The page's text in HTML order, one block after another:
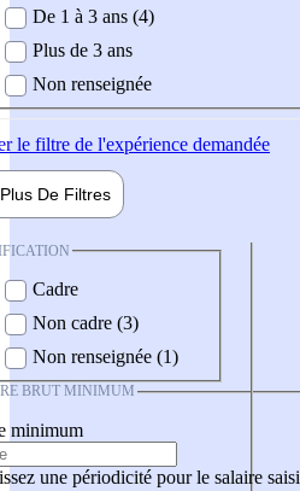
De 1 à 3 ans (4)
Plus de 3 ans
Non renseignée
le filtre de l'expérience demandée
Plus De Filtres
Cadre
Non cadre (3)
Non renseignée (1)
BRUT MINIMUM
minimum
une périodicité pour le salaire saisi